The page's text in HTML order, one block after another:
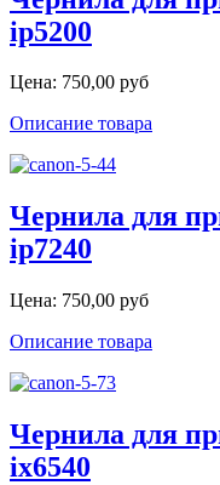
ip5200
Цена: 750,00 руб
Описание товара
Чернила для
ip7240
Цена: 750,00 руб
Описание товара
Чернила для
ix6540